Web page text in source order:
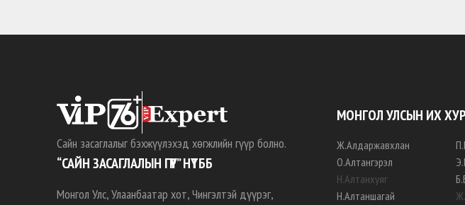
Сайн засаглалыг бэхжүүлэхэд хөгжлийн гүүр болно.
“САЙН ЗАСАГЛАЛЫН ГҮҮР” НҮТББ
Монгол Улс, Улаанбаатар хот, Чингэлтэй дүүрэг,
МОНГОЛ УЛСЫН ИХ
Ж.Алдаржавхлан
О.Алтангэрэл
Н.Алтанхуяг
Н.Алтаншагай
П.
Э.
Б.
Ж.